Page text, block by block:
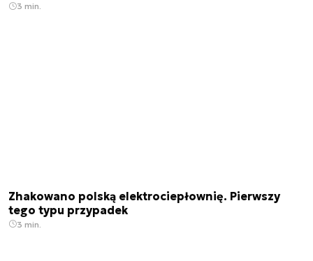
3 min.
Zhakowano polską elektrociepłownię. Pierwszy
tego typu przypadek
3 min.